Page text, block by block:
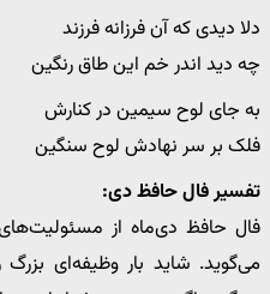
دلا دیدی که آن فرزانه فرزند
چه دید اندر خم این طاق رنگین
به جای لوح سیمین در کنارش
فلک بر سر نهادش لوح سنگین
تفسیر فال حافظ دی:
فال حافظ دی‌ماه از
می‌گوید. شاید بار وظیفه‌ای